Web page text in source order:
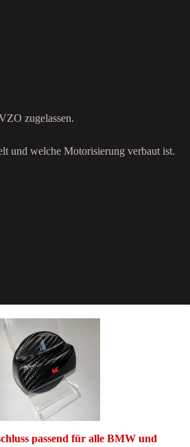
zugelassen.
und welche Motorisierung verbaut ist.
passend für alle BMW und